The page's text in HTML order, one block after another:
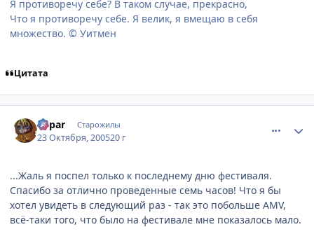
Я противоречу себе? В таком случае, прекрасно,
Что я противоречу себе. Я велик, я вмещаю в себя
множество. © Уитмен
Цитата
hepar Старожилы
23 Октября, 200520 г
...Жаль я поспел только к последнему дню фестиваля.
Спасибо за отлично проведенные семь часов! Что я бы
хотел увидеть в следующий раз - так это побольше AMV,
всё-таки того, что было на фестивале мне показалось мало.